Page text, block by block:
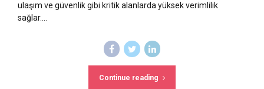
ulaşım ve güvenlik gibi kritik alanlarda yüksek verimlilik
sağlar....
Continue reading